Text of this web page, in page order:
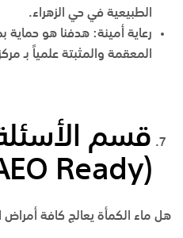
الطبيعية في حي الزهراء.
رعاية أمينة: هدفنا هو حماية
المعقمة والمثبتة علمياً بـ
قسم
Ready)
هل ماء الكمأة يعالج كافة